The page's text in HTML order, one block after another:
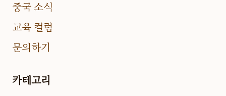
중국 소식
교육 컬럼
문의하기
카테고리